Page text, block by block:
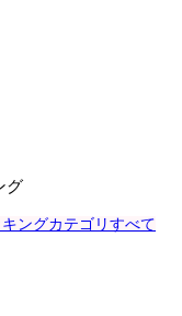
グ
ングカテゴリすべて